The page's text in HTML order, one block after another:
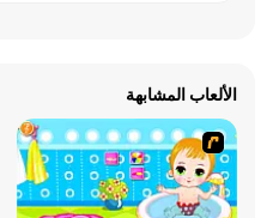
الألعاب المشابهة